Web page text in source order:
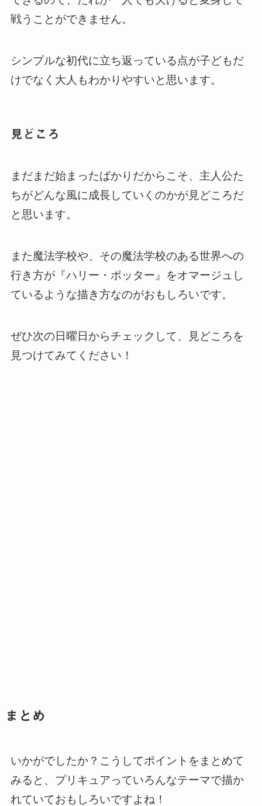
戦うことができません。
シンプルな初代に立ち返っている点が子どもだ
けでなく大人もわかりやすいと思います。
見どころ
まだまだ始まったばかりだからこそ、主人公た
ちがどんな風に成長していくのかが見どころだ
と思います。
また魔法学校や、その魔法学校のある世界への
行き方が『ハリー・ポッター』をオマージュし
ているような描き方なのがおもしろいです。
ぜひ次の日曜日からチェックして、見どころを
見つけてみてください！
まとめ
いかがでしたか？こうしてポイントをまとめて
みると、プリキュアっていろんなテーマで描か
れていておもしろいですよね！